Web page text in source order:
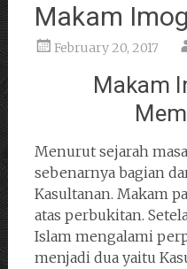
Makam
February 20, 2017
Makam
Menurut sejarah
sebenarnya bagian
Kasultanan. Makam
atas perbukitan.
Islam mengalami
menjadi dua yaitu